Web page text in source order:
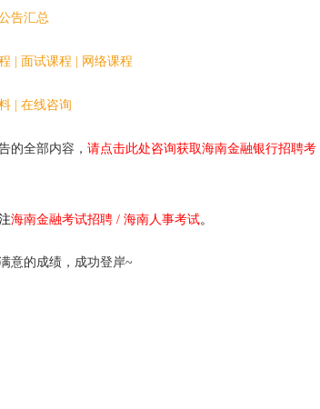
告汇总
面试课程 网络课程
在线咨询
全部内容， 请点击此处咨询获取海南金融银行招聘考
海南金融考试招聘 / 海南人事考试。
的成绩，成功登岸~